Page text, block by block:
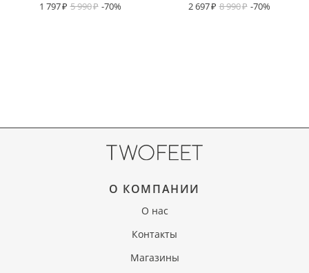
1 797
5 990 -70%
2 697
8 990 -70%
О КОМПАНИИ
О нас
Контакты
Магазины